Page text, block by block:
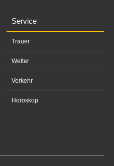
Service
Trauer
Wetter
Verkehr
Horoskop